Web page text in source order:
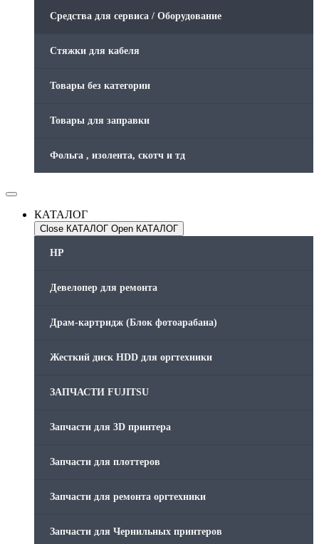
Средства для сервиса / Оборудование
Стяжки для кабеля
Товары без категории
Товары для заправки
Фольга , изолента, скотч и тд
КАТАЛОГ
Close КАТАЛОГ Open КАТАЛОГ
HP
Девелопер для ремонта
Драм-картридж (Блок фотоарабана)
Жесткий диск HDD для оргтехники
ЗАПЧАСТИ FUJITSU
Запчасти для 3D принтера
Запчасти для плоттеров
Запчасти для ремонта оргтехники
Запчасти для Чернильных принтеров